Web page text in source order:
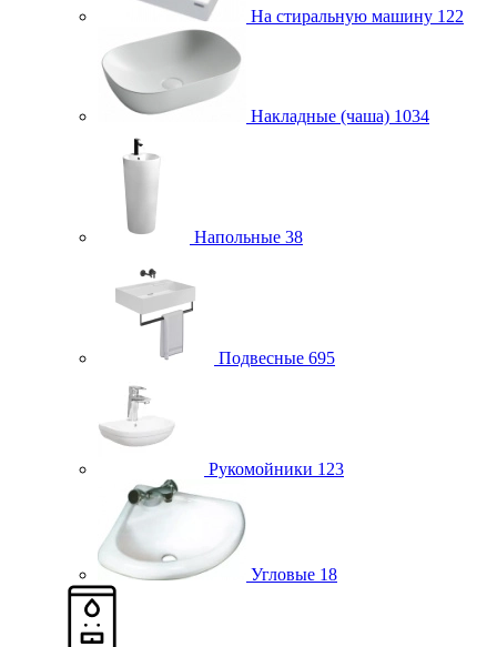
На стиральную машину 122
Накладные (чаша) 1034
Напольные 38
Подвесные 695
Рукомойники 123
Угловые 18